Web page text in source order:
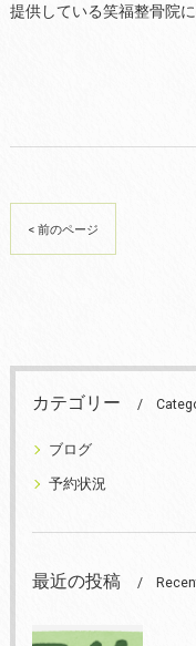
提供している笑福整骨院
< 前のページ
カテゴリー
ブログ
予約状況
最近の投稿